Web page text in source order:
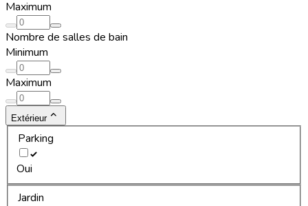
Maximum
Nombre de salles de bain
Minimum
Maximum
Extérieur
Parking
Oui
Jardin